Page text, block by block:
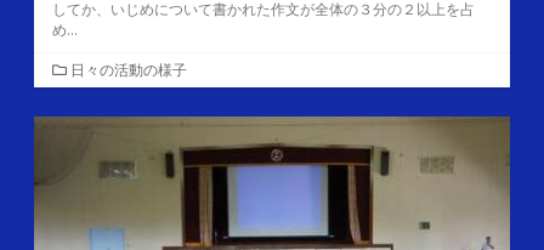
してか、いじめについて書かれた作文が全体の３分の２以上を占
め...
カ
テ
ゴ
日々の活動の様子